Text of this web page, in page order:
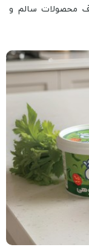
محصولات سالم و